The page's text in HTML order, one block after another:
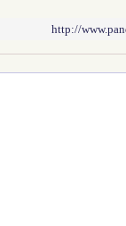
http://